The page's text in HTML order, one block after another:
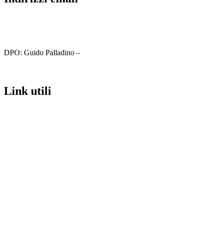
DPO: Guido Palladino –
link utili